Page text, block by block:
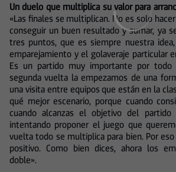
Un duelo que multiplica su valor para
«Las finales se multiplican. No es solo
conseguir un buen resultado y sumar, ya
tres puntos, que es siempre nuestra
emparejamiento y el golaveraje particular
Es un partido muy importante por
segunda vuelta la empezamos de una
una visita entre equipos que están en la
qué mejor escenario, porque cuando
cuando alcanzas el objetivo del
intentando proponer el juego que
vuelta todo se multiplica para bien. Por
positivo. Como bien dices, ahora los
doble».